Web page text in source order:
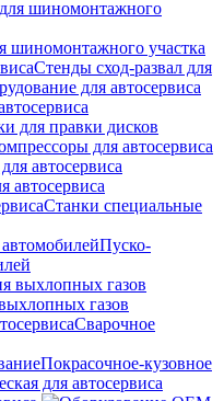
шиномонтажного участка
Стенды сход-развал для
для правки дисков
для автосервиса
автосервиса
Станки специальные
Пуско-
газов
Сварочное
Покрасочное-кузовное